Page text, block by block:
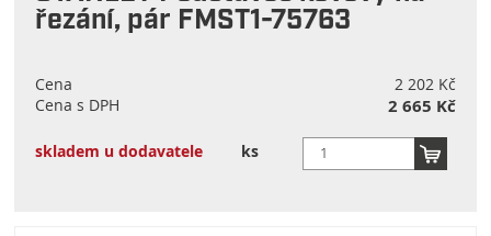
řezání, pár FMST1-75763
Cena
2 202 Kč
Cena s DPH
2 665 Kč
skladem u dodavatele ks